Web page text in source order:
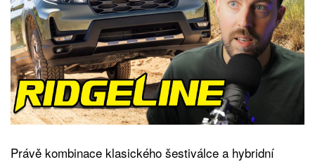
Právě kombinace klasického šestiválce a hybridní